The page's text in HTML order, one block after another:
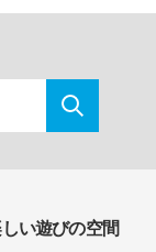
い遊びの空間